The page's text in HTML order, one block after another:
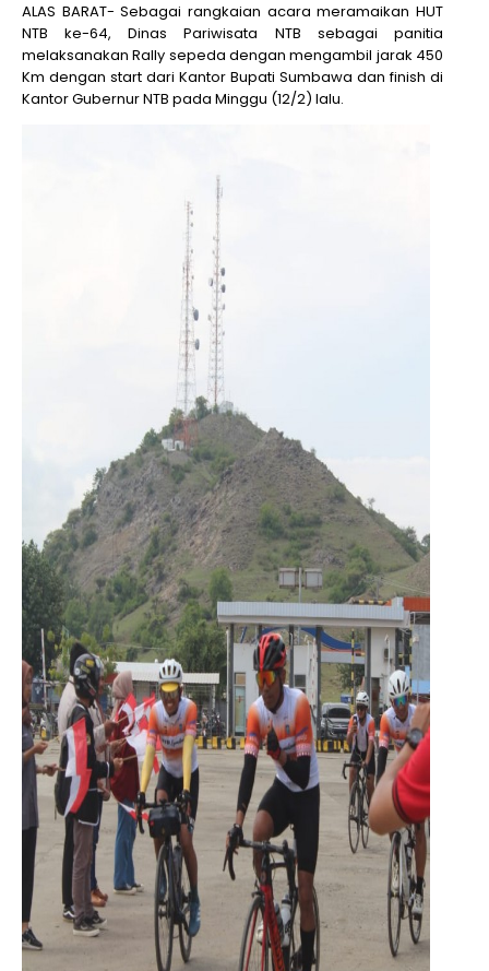
ALAS BARAT- Sebagai rangkaian acara meramaikan HUT
NTB ke-64, Dinas Pariwisata NTB sebagai panitia
melaksanakan Rally sepeda dengan mengambil jarak 450
Km dengan start dari Kantor Bupati Sumbawa dan finish di
Kantor Gubernur NTB pada Minggu (12/2) lalu.